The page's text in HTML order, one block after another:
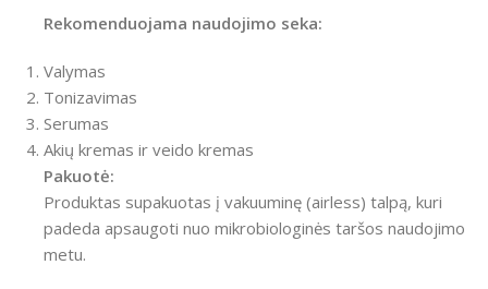
Rekomenduojama naudojimo seka:
Valymas
Tonizavimas
Serumas
Akių kremas ir veido kremas
Pakuotė:
Produktas supakuotas į vakuuminę (airless) talpą, kuri
padeda apsaugoti nuo mikrobiologinės taršos naudojimo
metu.